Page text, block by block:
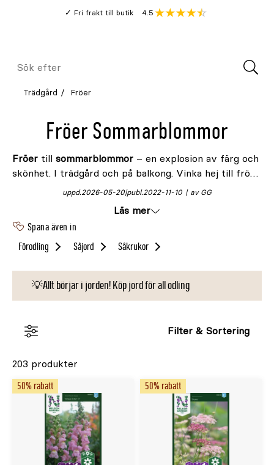
Fri frakt till butik
Genomsnitt
4.5
Meny
Sök
Trädgård Fröer
Fröer Sommarblommor
Fröer till sommarblommor – en explosion av färg och
skönhet. I trädgård och på balkong. Vinka hej till frön
och som bär på löften om en blomstrande
publ.2022-11-10
uppd.2026-05-20 av GG
Läs mer
Spana även in
Förodling
Såjord Såkrukor
💡Allt börjar i jorden! Köp jord för all odling
Filter & Sortering
203 produkter
50% rabatt 50% rabatt